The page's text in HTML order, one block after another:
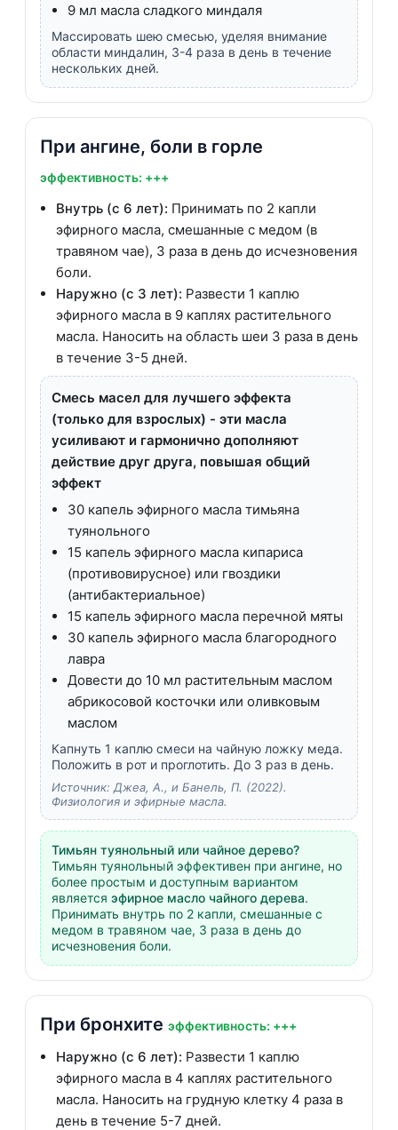
9 мл масла сладкого миндаля
Массировать шею смесью, уделяя внимание
области миндалин, 3-4 раза в день в течение
нескольких дней.
При ангине, боли в горле
эффективность: +++
Внутрь (с 6 лет): Принимать по 2 капли
эфирного масла, смешанные с медом (в
травяном чае), 3 раза в день до исчезновения
боли.
Наружно (с 3 лет): Развести 1 каплю
эфирного масла в 9 каплях растительного
масла. Наносить на область шеи 3 раза в день
в течение 3-5 дней.
Смесь масел для лучшего эффекта
(только для взрослых) - эти масла
усиливают и гармонично дополняют
действие друг друга, повышая общий
эффект
30 капель эфирного масла тимьяна
туянольного
15 капель эфирного масла кипариса
(противовирусное) или гвоздики
(антибактериальное)
15 капель эфирного масла перечной мяты
30 капель эфирного масла благородного
лавра
Довести до 10 мл растительным маслом
абрикосовой косточки или оливковым
маслом
Капнуть 1 каплю смеси на чайную ложку меда.
Положить в рот и проглотить. До 3 раз в день.
Источник: Джеа, А., и Банель, П. (2022).
Физиология и эфирные масла.
Тимьян туянольный или чайное дерево?
Тимьян туянольный эффективен при ангине, но
более простым и доступным вариантом
является эфирное масло чайного дерева.
Принимать внутрь по 2 капли, смешанные с
медом в травяном чае, 3 раза в день до
исчезновения боли.
При бронхите эффективность: +++
Наружно (с 6 лет): Развести 1 каплю
эфирного масла в 4 каплях растительного
масла. Наносить на грудную клетку 4 раза в
день в течение 5-7 дней.